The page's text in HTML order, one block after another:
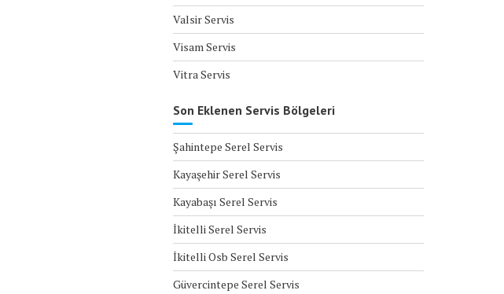
Valsir Servis
Visam Servis
Vitra Servis
Son Eklenen Servis Bölgeleri
Şahintepe Serel Servis
Kayaşehir Serel Servis
Kayabaşı Serel Servis
İkitelli Serel Servis
İkitelli Osb Serel Servis
Güvercintepe Serel Servis